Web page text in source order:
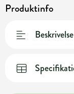
Produktinfo
Beskrivelse